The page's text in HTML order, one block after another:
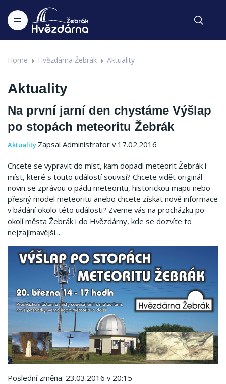
Home Hvězdárna Žebrák Aktuality
Aktuality
Na první jarní den chystáme Výšlap
po stopách meteoritu Žebrák
Aktuality Zapsal Administrator v 17.02.2016
Chcete se vypravit do míst, kam dopadl meteorit Žebrák i
míst, které s touto událostí souvisí? Chcete vidět originál
novin se zprávou o pádu meteoritu, historickou mapu nebo
přesný model meteoritu anebo chcete získat nové informace
v bádání okolo této události? Zveme vás na procházku po
okolí města Žebrák i do Hvězdárny, kde se dozvíte to
nejzajímavější...
Poslední změna: 23.03.2016 v 20:15